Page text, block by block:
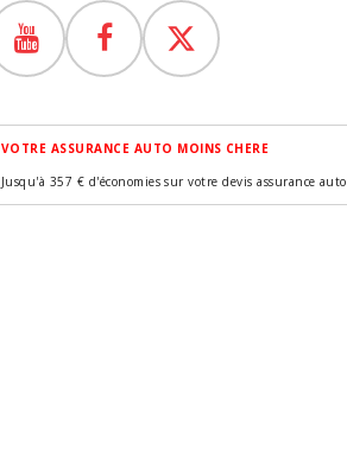
VOTRE ASSURANCE AUTO MOINS CHERE
Jusqu'à 357 € d'économies sur votre devis assurance auto